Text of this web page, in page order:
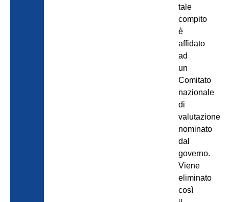
tale
compito
è
affidato
ad
un
Comitato
nazionale
di
valutazione
nominato
dal
governo.
Viene
eliminato
così